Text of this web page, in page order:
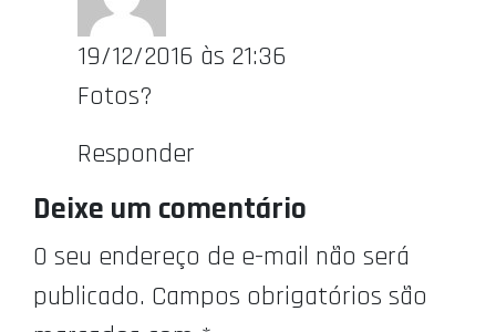
19/12/2016 às 21:36
Fotos?
Responder
Deixe um comentário
O seu endereço de e-mail não será
publicado. Campos obrigatórios são